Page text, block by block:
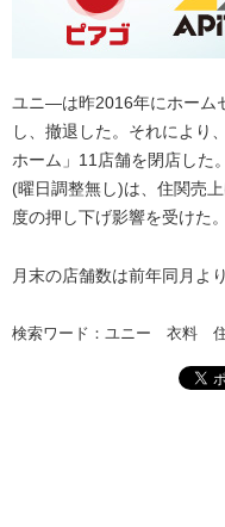
ユニ―は昨2016年にホーム
し、撤退した。それにより
ホーム」11店舗を閉店した
(曜日調整無し)は、住関売
度の押し下げ影響を受けた。
月末の店舗数は前年同月よ
検索ワード：ユニー 衣料